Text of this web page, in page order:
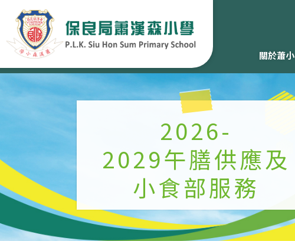
關於蕭小
2026-
2029午膳供應及
小食部服務